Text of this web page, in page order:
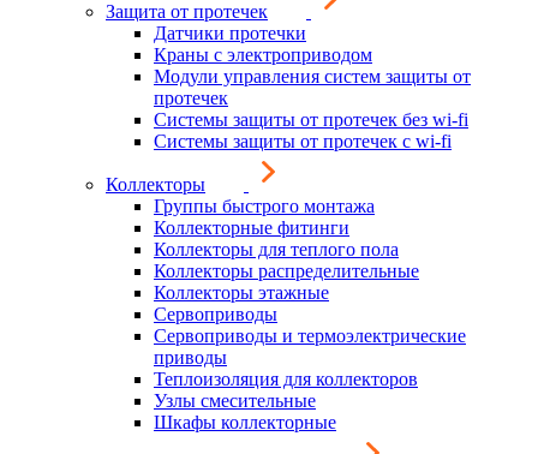
Защита от протечек
Датчики протечки
Краны с электроприводом
Модули управления систем защиты от
протечек
Системы защиты от протечек без wi-fi
Системы защиты от протечек с wi-fi
Коллекторы
Группы быстрого монтажа
Коллекторные фитинги
Коллекторы для теплого пола
Коллекторы распределительные
Коллекторы этажные
Сервоприводы
Сервоприводы и термоэлектрические
приводы
Теплоизоляция для коллекторов
Узлы смесительные
Шкафы коллекторные